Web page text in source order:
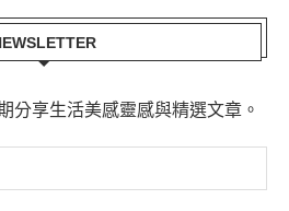
分享生活美感靈感與精選文章。